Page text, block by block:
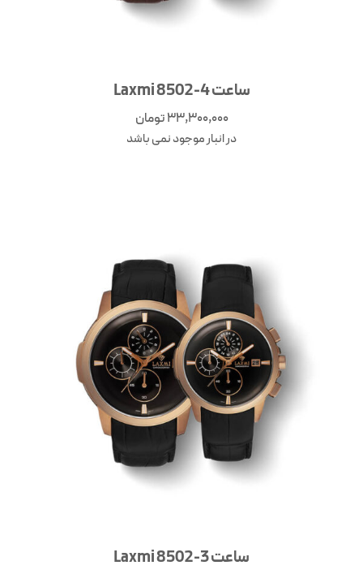
ساعت Laxmi 8502-4
33,300,000تومان
در انبار موجود نمی باشد
ساعت Laxmi 8502-3